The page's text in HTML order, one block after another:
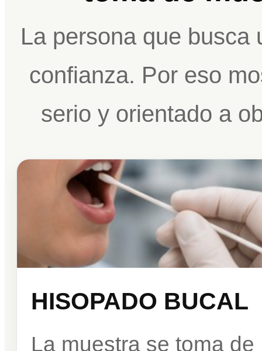
La persona que busca
confianza. Por eso
serio y orientado a
HISOPADO BUCAL
La muestra se toma de